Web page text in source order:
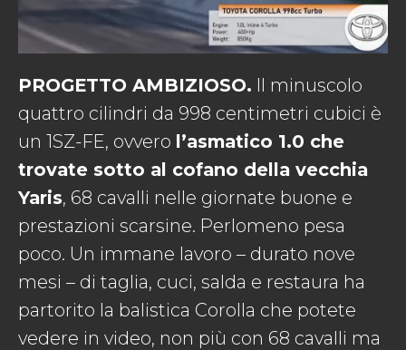
PROGETTO AMBIZIOSO. Il minuscolo
quattro cilindri da 998 centimetri cubici è
un 1SZ-FE, ovvero l’asmatico 1.0 che
trovate sotto al cofano della vecchia
Yaris, 68 cavalli nelle giornate buone e
prestazioni scarsine. Perlomeno pesa
poco. Un immane lavoro – durato nove
mesi – di taglia, cuci, salda e restaura ha
partorito la balistica Corolla che potete
vedere in video, non più con 68 cavalli ma